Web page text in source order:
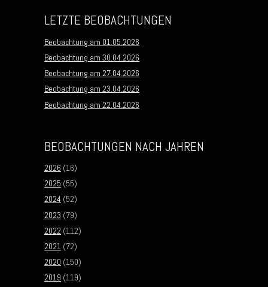
LETZTE BEOBACHTUNGEN
Beobachtung am 01.05.2026
Beobachtung am 30.04.2026
Beobachtung am 27.04.2026
Beobachtung am 23.04.2026
Beobachtung am 22.04.2026
BEOBACHTUNGEN NACH JAHREN
2026 (16)
2025 (55)
2024 (52)
2023 (79)
2022 (112)
2021 (72)
2020 (150)
2019 (119)